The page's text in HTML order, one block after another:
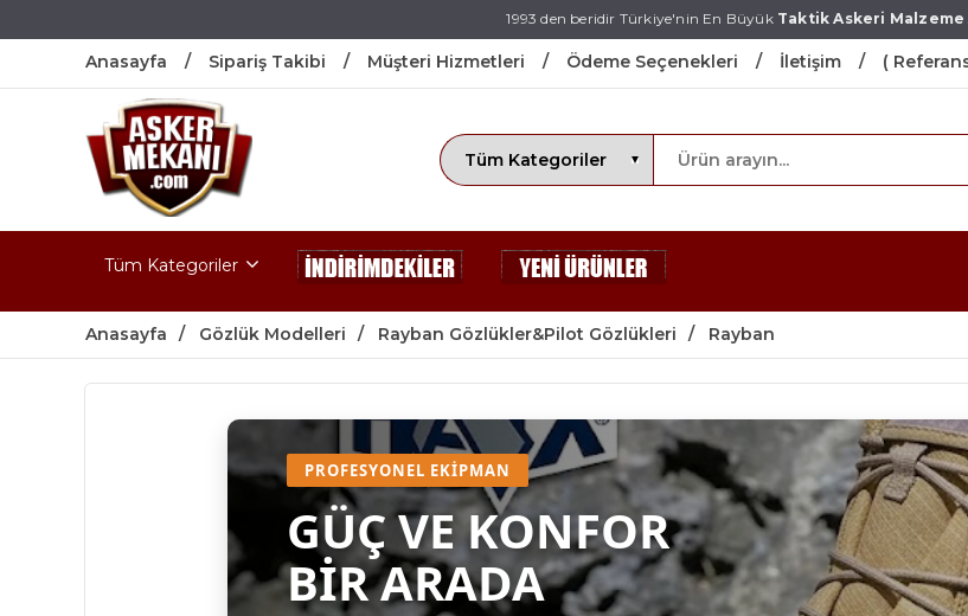
1993 den beridir Türkiye'nin En BüyükTaktik Askeri Malzeme
Anasayfa Sipariş Takibi Müşteri Hizmetleri Ödeme Seçenekleri İletişim (
Tüm Kategoriler
Anasayfa Gözlük Modelleri Rayban Gözlükler&Pilot Gözlükleri Rayban
PROFESYONEL EKIPMAN
GÜÇ VE KONFOR
BİR ARADA